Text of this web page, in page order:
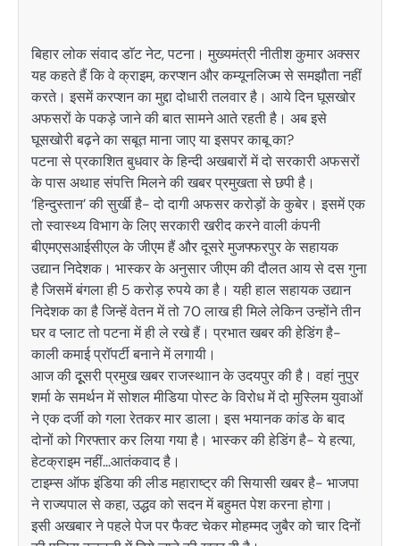
बिहार लोक संवाद डाॅट नेट, पटना। मुख्यमंत्री नीतीश कुमार अक्सर
यह कहते हैं कि वे क्राइम, करप्शन और कम्यूनलिज्म से समझौता नहीं
करते। इसमें करप्शन का मुद्दा दोधारी तलवार है। आये दिन घूसखोर
अफसरों के पकड़े जाने की बात सामने आते रहती है। अब इसे
घूसखोरी बढ़ने का सबूत माना जाए या इसपर काबू का?
पटना से प्रकाशित बुधवार के हिन्दी अखबारों में दो सरकारी अफसरों
के पास अथाह संपत्ति मिलने की खबर प्रमुखता से छपी है।
’हिन्दुस्तान’ की सुर्खी है- दो दागी अफसर करोड़ों के कुबेर। इसमें एक
तो स्वास्थ्य विभाग के लिए सरकारी खरीद करने वाली कंपनी
बीएमएसआईसीएल के जीएम हैं और दूसरे मुजफ्फरपुर के सहायक
उद्यान निदेशक। भास्कर के अनुसार जीएम की दौलत आय से दस गुना
है जिसमें बंगला ही 5 करोड़ रुपये का है। यही हाल सहायक उद्यान
निदेशक का है जिन्हें वेतन में तो 70 लाख ही मिले लेकिन उन्होंने तीन
घर व प्लाट तो पटना में ही ले रखे हैं। प्रभात खबर की हेडिंग है-
काली कमाई प्राॅपर्टी बनाने में लगायी।
आज की दूूसरी प्रमुख खबर राजस्थाान के उदयपुर की है। वहां नुपुर
शर्मा के समर्थन में सोशल मीडिया पोस्ट के विरोध में दो मुस्लिम युवाओं
ने एक दर्जी को गला रेतकर मार डाला। इस भयानक कांड के बाद
दोनों को गिरफ्तार कर लिया गया है। भास्कर की हेडिंग है- ये हत्या,
हेटक्राइम नहीं…आतंकवाद है।
टाइम्स ऑफ इंडिया की लीड महाराष्ट्र की सियासी खबर है- भाजपा
ने राज्यपाल से कहा, उद्धव को सदन में बहुमत पेश करना होगा।
इसी अखबार ने पहले पेज पर फैक्ट चेकर मोहम्मद जुबैर को चार दिनों